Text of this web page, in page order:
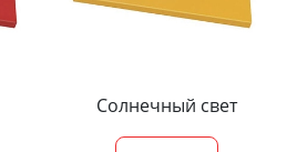
Солнечный свет